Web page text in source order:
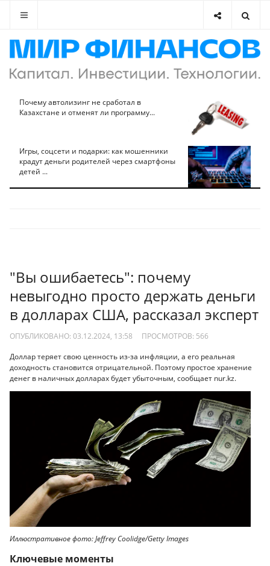
Почему автолизинг не сработал в
Казахстане и отменят ли программу...
Игры, соцсети и подарки: как мошенники
крадут деньги родителей через смартфоны
детей ...
"Вы ошибаетесь": почему
невыгодно просто держать деньги
в долларах США, рассказал эксперт
ОПУБЛИКОВАНО: 03.12.2024, 13:58 ПРОСМОТРОВ: 566
Доллар теряет свою ценность из-за инфляции, а его реальная
доходность становится отрицательной. Поэтому простое хранение
денег в наличных долларах будет убыточным, сообщает nur.kz.
Иллюстративное фото: Jeffrey Coolidge/Getty Images
Ключевые моменты